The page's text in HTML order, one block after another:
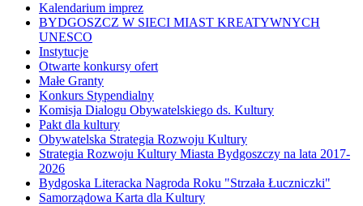
Kalendarium imprez
BYDGOSZCZ W SIECI MIAST KREATYWNYCH
UNESCO
Instytucje
Otwarte konkursy ofert
Małe Granty
Konkurs Stypendialny
Komisja Dialogu Obywatelskiego ds. Kultury
Pakt dla kultury
Obywatelska Strategia Rozwoju Kultury
Strategia Rozwoju Kultury Miasta Bydgoszczy na lata 2017-
2026
Bydgoska Literacka Nagroda Roku "Strzała Łuczniczki"
Samorządowa Karta dla Kultury